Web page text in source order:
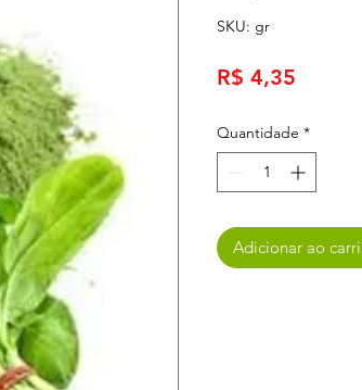
SKU: gr
R$ 4,35
Quantidade *
Adicionar ao